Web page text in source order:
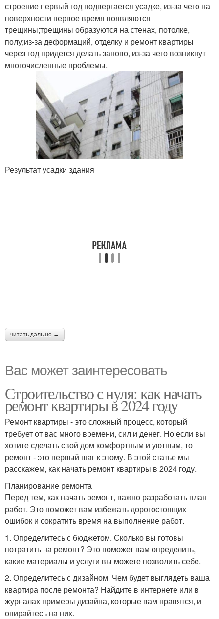
строение первый год подвергается усадке, из-за чего на
поверхности первое время появляются
трещины;трещины образуются на стенах, потолке,
полу;из-за деформаций, отделку и ремонт квартиры
через год придется делать заново, из-за чего возникнут
многочисленные проблемы.
Результат усадки здания
читать дальше →
Вас может заинтересовать
Строительство с нуля: как начать
ремонт квартиры в 2024 году
Ремонт квартиры - это сложный процесс, который
требует от вас много времени, сил и денег. Но если вы
хотите сделать свой дом комфортным и уютным, то
ремонт - это первый шаг к этому. В этой статье мы
расскажем, как начать ремонт квартиры в 2024 году.
Планирование ремонта
Перед тем, как начать ремонт, важно разработать план
работ. Это поможет вам избежать дорогостоящих
ошибок и сократить время на выполнение работ.
1. Определитесь с бюджетом. Сколько вы готовы
потратить на ремонт? Это поможет вам определить,
какие материалы и услуги вы можете позволить себе.
2. Определитесь с дизайном. Чем будет выглядеть ваша
квартира после ремонта? Найдите в интернете или в
журналах примеры дизайна, которые вам нравятся, и
опирайтесь на них.